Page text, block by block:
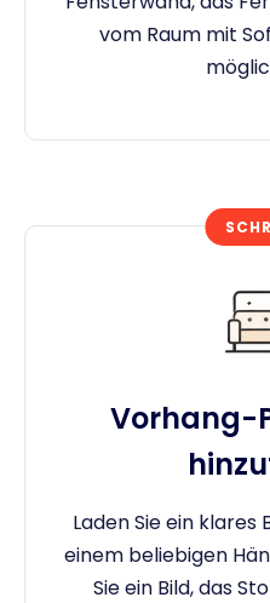
vom Raum mit
Vorhang-
Laden Sie ein klares
einem beliebigen
Sie ein Bild, das